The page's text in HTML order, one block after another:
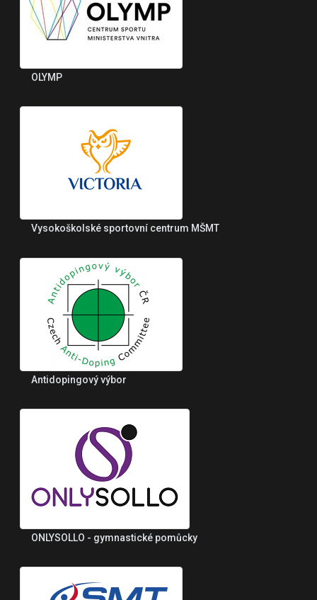
OLYMP
Vysokoškolské sportovní centrum MŠMT
Antidopingový výbor
ONLYSOLLO - gymnastické pomůcky